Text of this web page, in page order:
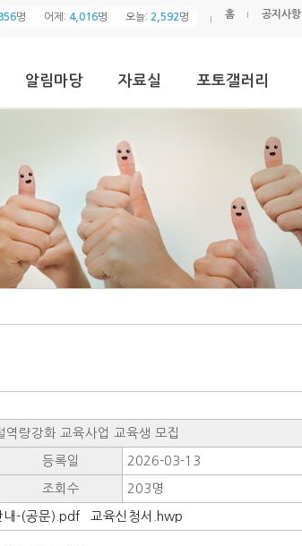
명 어제: 4,016명 오늘: 2,592명 홈 공지사항
알림마당 자료실 포토갤러리
량강화 교육사업 교육생 모집
등록일 2026-03-13
조회수 203명
내-(공문).pdf 교육신청서.hwp